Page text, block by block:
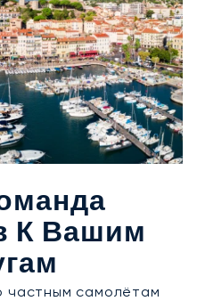
К Вашим
частным самолётам